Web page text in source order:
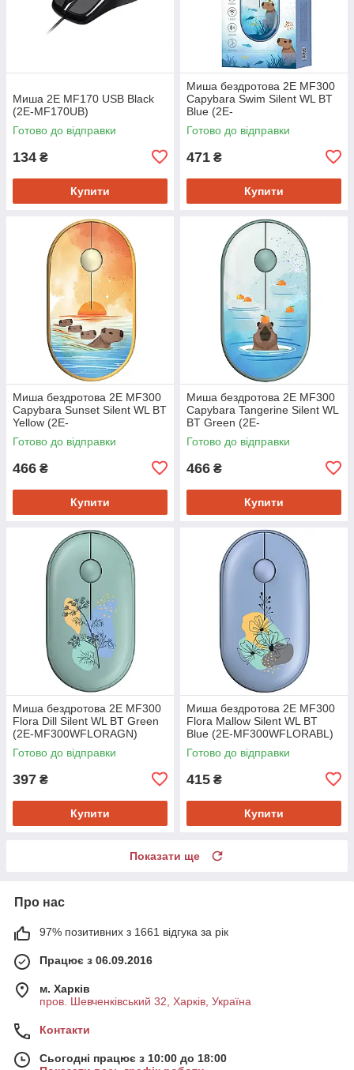
Миша 2E MF170 USB Black
(2E-MF170UB)
Готово до відправки
134 ₴
Купити
Миша бездротова 2E MF300
Capybara Swim Silent WL BT
Blue (2E-
MF300WCAPIBARABL)
Готово до відправки
471 ₴
Купити
Миша бездротова 2E MF300
Capybara Sunset Silent WL BT
Yellow (2E-
MF300WCAPIBARAYW)
Готово до відправки
466 ₴
Купити
Миша бездротова 2E MF300
Capybara Tangerine Silent WL
BT Green (2E-
MF300WCAPIBARAGN)
Готово до відправки
466 ₴
Купити
Миша бездротова 2E MF300
Flora Dill Silent WL BT Green
(2E-MF300WFLORAGN)
Готово до відправки
397 ₴
Купити
Миша бездротова 2E MF300
Flora Mallow Silent WL BT
Blue (2E-MF300WFLORABL)
Готово до відправки
415 ₴
Купити
Показати ще
Про нас
97% позитивних з 1661 відгука за рік
Працює з 06.09.2016
м. Харків
пров. Шевченківський 32, Харків, Україна
Контакти
Сьогодні працює з 10:00 до 18:00